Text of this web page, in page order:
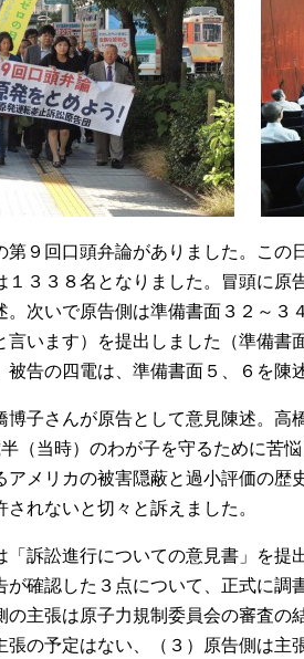
第９回口頭弁論がありました。この
１３３８名となりました。冒頭に原
。次いで原告側は準備書面３２～３
言います）を提出しました（準備
被告の四電は、準備書面５、６を陳
博子さんが原告として意見陳述。高
（当時）のわが子を守るために苦
アメリカの被害隠蔽と過小評価の歴
されないと切々と訴えました。
「訴訟進行についての意見書」を提
が確認した３点について、正式に調
の主張は原子力規制委員会の審査
張の予定はない、（３）原告側は主